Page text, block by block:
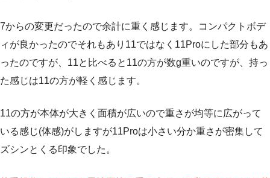
7からの変更だったので余計に重く感じます。コンパクトボデ
ィが良かったのでそれもあり11ではなく11Proにした部分もあ
ったのですが、11と比べると11の方が数g重いのですが、持っ
た感じは11の方が軽く感じます。
11の方が本体が大きく面積が広いので重さが均等に広がって
いる感じ(体感)がしますが11Proは小さい分か重さが密集して
ズシンとくる印象でした。